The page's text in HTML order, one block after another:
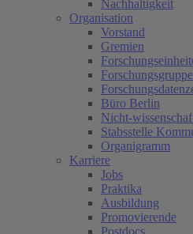
Nachhaltigkeit
Organisation
Vorstand
Gremien
Büro Berlin
Nicht-
Stabsstelle
Organigramm
Karriere
Jobs
Praktika
Ausbildung
Promovierende
Postdocs